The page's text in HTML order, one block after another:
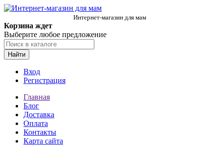
Интернет-магазин для мам
Корзина ждет
Выберите любое предложение
Найти
Вход
Регистрация
Главная
Блог
Доставка
Оплата
Контакты
Карта сайта